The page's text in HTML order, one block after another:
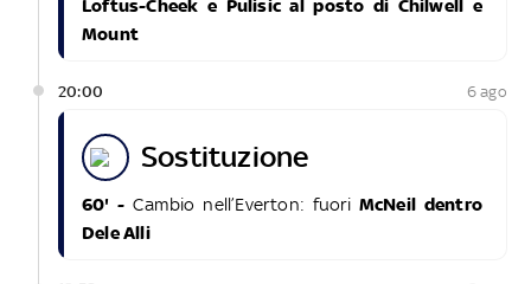
Loftus-Cheek e Pulisic al posto di Chilwell e
Mount
20:00 6 ago
sostituzione
60' - Cambio nell’Everton: fuori McNeil dentro
Dele Alli